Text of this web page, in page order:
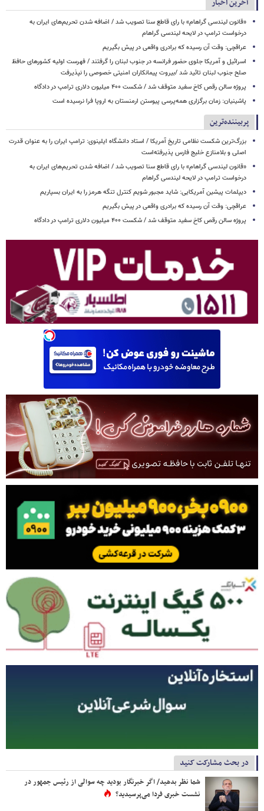
«قانون لیندسی گراهام» با رای قاطع سنا تصویب شد / اضافه شدن تحریم‌های ایران به
درخواست ترامپ در لایحه لیندسی گراهام
عراقچی: وقت آن رسیده که برادری واقعی در پیش بگیریم
اسرائیل و آمریکا جلوی حضور فرانسه در جنوب لبنان را گرفتند / فهرست اولیه کشورهای حافظ
صلح جنوب لبنان تائید شد /بیروت پیمانکاران امنیتی خصوصی را نپذیرفت
پروژه سالن رقص کاخ سفید متوقف شد / شکست ۴۰۰ میلیون دلاری ترامپ در دادگاه
پاشینیان: زمان برگزاری همه‌پرسی پیوستن ارمنستان به اروپا فرا نرسیده است
پربیننده‌ترین
بزرگ‌ترین شکست نظامی تاریخ آمریکا / استاد دانشگاه ایلینوی: ترامپ ایران را به عنوان قدرت
اصلی و بلامنازع خلیج فارس پذیرفته‌است
«قانون لیندسی گراهام» با رای قاطع سنا تصویب شد / اضافه شدن تحریم‌های ایران به
درخواست ترامپ در لایحه لیندسی گراهام
دیپلمات پیشین آمریکایی: شاید مجبور شویم کنترل تنگه هرمز را به ایران بسپاریم
عراقچی: وقت آن رسیده که برادری واقعی در پیش بگیریم
پروژه سالن رقص کاخ سفید متوقف شد / شکست ۴۰۰ میلیون دلاری ترامپ در دادگاه
در بحث مشارکت کنید
شما نظر بدهید/ اگر خبرنگار بودید چه سوالی از رئیس جمهور در
نشست خبری فردا می‌پرسیدید؟